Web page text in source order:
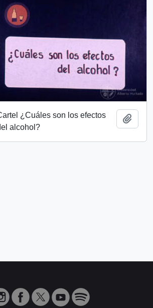
¿Cuáles son los efectos
alcohol?
Add